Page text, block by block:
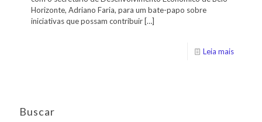
Horizonte, Adriano Faria, para um bate-papo sobre
iniciativas que possam contribuir[…]
Leia mais
Buscar